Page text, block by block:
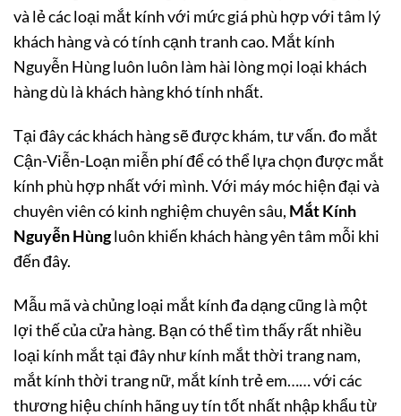
và lẻ các loại mắt kính với mức giá phù hợp với tâm lý
khách hàng và có tính cạnh tranh cao. Mắt kính
Nguyễn Hùng luôn luôn làm hài lòng mọi loại khách
hàng dù là khách hàng khó tính nhất.
Tại đây các khách hàng sẽ được khám, tư vấn. đo mắt
Cận-Viễn-Loạn miễn phí để có thể lựa chọn được mắt
kính phù hợp nhất với mình. Với máy móc hiện đại và
chuyên viên có kinh nghiệm chuyên sâu, Mắt Kính
Nguyễn Hùngluôn khiến khách hàng yên tâm mỗi khi
đến đây.
Mẫu mã và chủng loại mắt kính đa dạng cũng là một
lợi thế của cửa hàng. Bạn có thể tìm thấy rất nhiều
loại kính mắt tại đây như kính mắt thời trang nam,
mắt kính thời trang nữ, mắt kính trẻ em…… với các
thương hiệu chính hãng uy tín tốt nhất nhập khẩu từ